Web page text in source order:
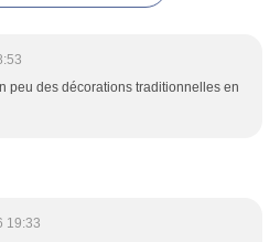
peu des décorations traditionnelles en
19:33